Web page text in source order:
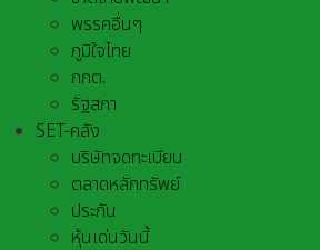
พรรคอื่นๆ
ภูมิใจไทย
กกต.
รัฐสภา
SET-คลัง
บริษัทจดทะเบียน
ตลาดหลักทรัพย์
ประกัน
หุ้นเด่นวันนี้